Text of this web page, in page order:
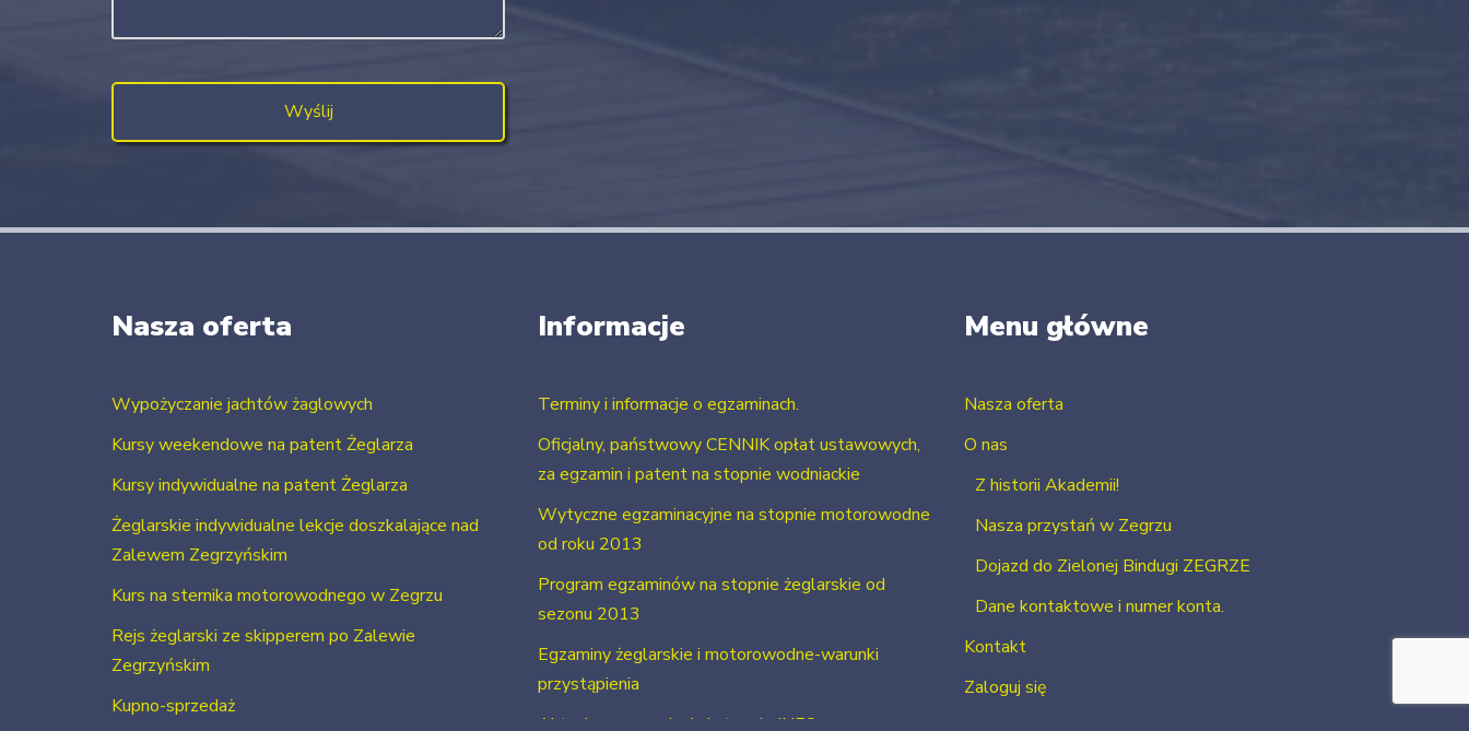
Nasza oferta
Wypożyczanie jachtów żaglowych
Kursy weekendowe na patent Żeglarza
Kursy indywidualne na patent Żeglarza
Żeglarskie indywidualne lekcje doszkalające nad
Zalewem Zegrzyńskim
Kurs na sternika motorowodnego w Zegrzu
Rejs żeglarski ze skipperem po Zalewie
Zegrzyńskim
Kupno-sprzedaż
Informacje
Terminy i informacje o egzaminach.
Oficjalny, państwowy CENNIK opłat ustawowych,
za egzamin i patent na stopnie wodniackie
Wytyczne egzaminacyjne na stopnie motorowodne
od roku 2013
Program egzaminów na stopnie żeglarskie od
sezonu 2013
Egzaminy żeglarskie i motorowodne-warunki
przystąpienia
Aktualne uprawnienia i stopnie INFO
Menu główne
Nasza oferta
O nas
Z historii Akademii!
Nasza przystań w Zegrzu
Dojazd do Zielonej Bindugi ZEGRZE
Dane kontaktowe i numer konta.
Kontakt
Zaloguj się